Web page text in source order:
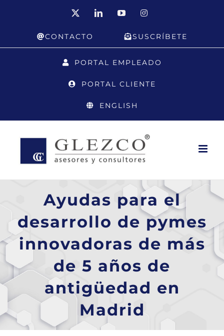
LinkedInYouTubeInstagram
CONTACTO SUSCRÍBETE
PORTAL EMPLEADO
PORTAL CLIENTE
ENGLISH
Ayudas para el
desarrollo de pymes
innovadoras de más
de 5 años de
antigüedad en
Madrid